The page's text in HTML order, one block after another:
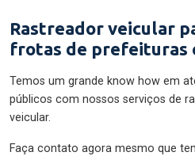
Rastreador veicular
frotas de prefeituras
Temos um grande know how em
públicos com nossos serviços de
veicular.
Faça contato agora mesmo que